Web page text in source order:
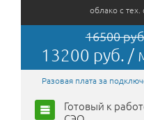
облако с
16500
13200 руб. /
Разовая плата за
Готовый к